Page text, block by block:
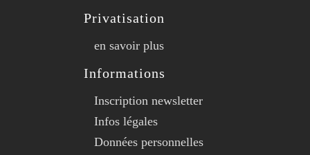
Privatisation
en savoir plus
Informations
Inscription newsletter
Infos légales
Données personnelles